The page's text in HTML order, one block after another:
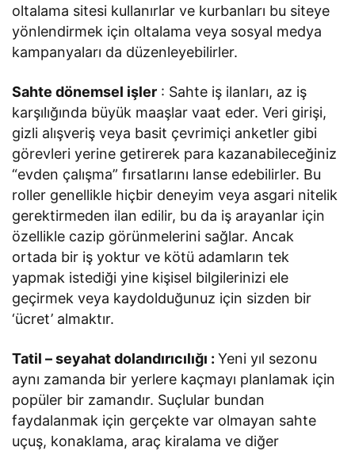
oltalama sitesi kullanırlar ve kurbanları bu siteye
yönlendirmek için oltalama veya sosyal medya
kampanyaları da düzenleyebilirler.
Sahte dönemsel işler : Sahte iş ilanları, az iş
karşılığında büyük maaşlar vaat eder. Veri girişi,
gizli alışveriş veya basit çevrimiçi anketler gibi
görevleri yerine getirerek para kazanabileceğiniz
“evden çalışma” fırsatlarını lanse edebilirler. Bu
roller genellikle hiçbir deneyim veya asgari nitelik
gerektirmeden ilan edilir, bu da iş arayanlar için
özellikle cazip görünmelerini sağlar. Ancak
ortada bir iş yoktur ve kötü adamların tek
yapmak istediği yine kişisel bilgilerinizi ele
geçirmek veya kaydolduğunuz için sizden bir
‘ücret’ almaktır.
Tatil – seyahat dolandırıcılığı :Yeni yıl sezonu
aynı zamanda bir yerlere kaçmayı planlamak için
popüler bir zamandır. Suçlular bundan
faydalanmak için gerçekte var olmayan sahte
uçuş, konaklama, araç kiralama ve diğer